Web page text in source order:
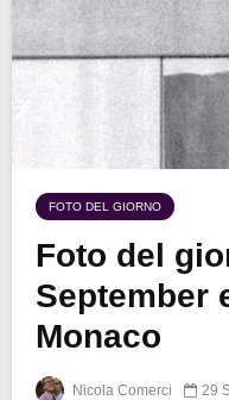
FOTO DEL GIORNO
Foto del
September
Monaco
Nicola Comerci 29